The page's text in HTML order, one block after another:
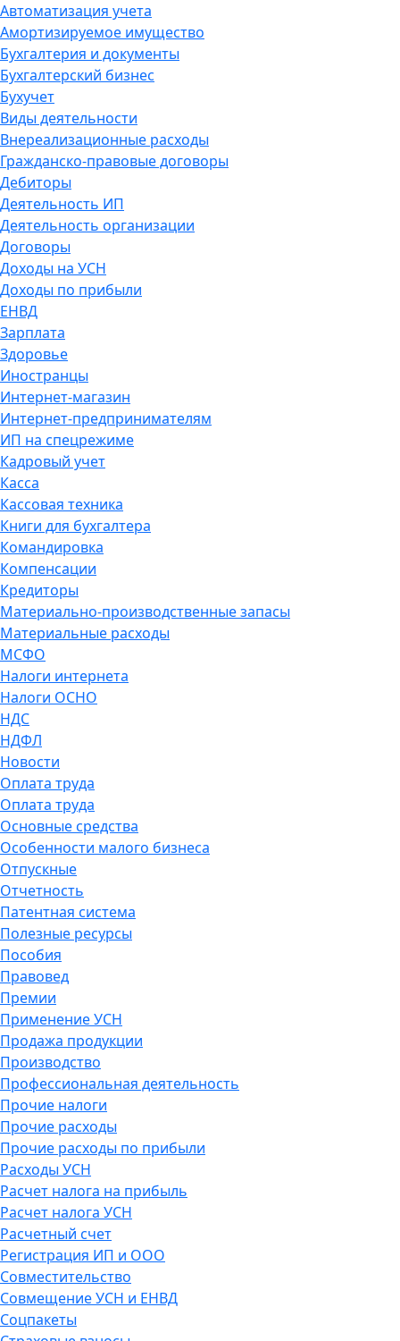
Автоматизация учета
Амортизируемое имущество
Бухгалтерия и документы
Бухгалтерский бизнес
Бухучет
Виды деятельности
Внереализационные расходы
Гражданско-правовые договоры
Дебиторы
Деятельность ИП
Деятельность организации
Договоры
Доходы на УСН
Доходы по прибыли
ЕНВД
Зарплата
Здоровье
Иностранцы
Интернет-магазин
Интернет-предпринимателям
ИП на спецрежиме
Кадровый учет
Касса
Кассовая техника
Книги для бухгалтера
Командировка
Компенсации
Кредиторы
Материально-производственные запасы
Материальные расходы
МСФО
Налоги интернета
Налоги ОСНО
НДС
НДФЛ
Новости
Оплата труда
Оплата труда
Основные средства
Особенности малого бизнеса
Отпускные
Отчетность
Патентная система
Полезные ресурсы
Пособия
Правовед
Премии
Применение УСН
Продажа продукции
Производство
Профессиональная деятельность
Прочие налоги
Прочие расходы
Прочие расходы по прибыли
Расходы УСН
Расчет налога на прибыль
Расчет налога УСН
Расчетный счет
Регистрация ИП и ООО
Совместительство
Совмещение УСН и ЕНВД
Соцпакеты